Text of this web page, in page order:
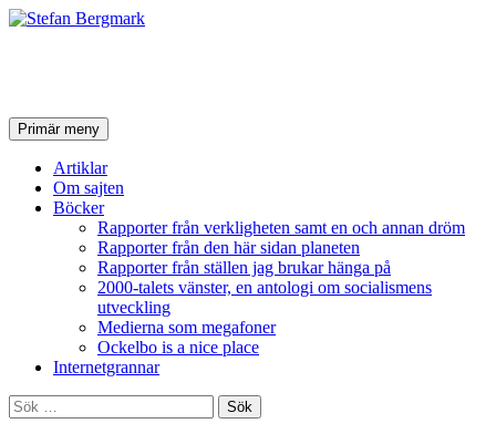
SökPrimär meny Hoppa
till
innehåll
Artiklar
Om sajten
Böcker
Rapporter från verkligheten samt en och annan dröm
Rapporter från den här sidan planeten
Rapporter från ställen jag brukar hänga på
2000-talets vänster, en antologi om socialismens
utveckling
Medierna som megafoner
Ockelbo is a nice place
Internetgrannar
Sök
efter: